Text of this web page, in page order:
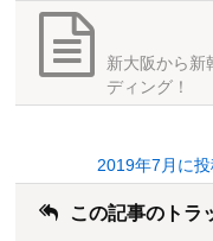
新大阪から新
ディング！
2019年7月に
この記事のトラ